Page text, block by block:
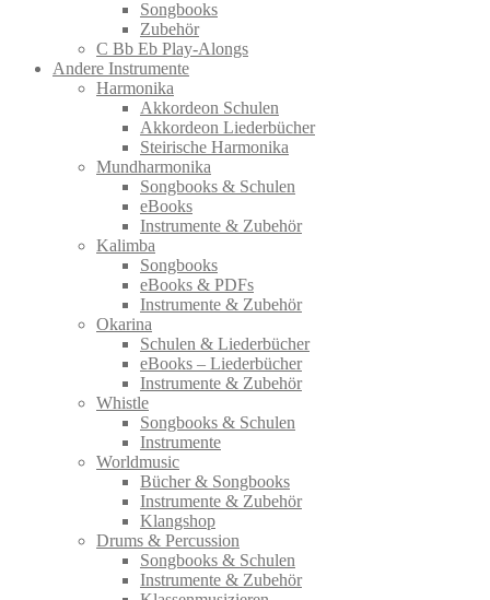
Songbooks
Zubehör
C Bb Eb Play-Alongs
Andere Instrumente
Harmonika
Akkordeon Schulen
Akkordeon Liederbücher
Steirische Harmonika
Mundharmonika
Songbooks & Schulen
eBooks
Instrumente & Zubehör
Kalimba
Songbooks
eBooks & PDFs
Instrumente & Zubehör
Okarina
Schulen & Liederbücher
eBooks – Liederbücher
Instrumente & Zubehör
Whistle
Songbooks & Schulen
Instrumente
Worldmusic
Bücher & Songbooks
Instrumente & Zubehör
Klangshop
Drums & Percussion
Songbooks & Schulen
Instrumente & Zubehör